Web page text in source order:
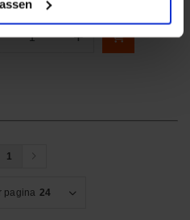
Aantal +
1
pagina 24